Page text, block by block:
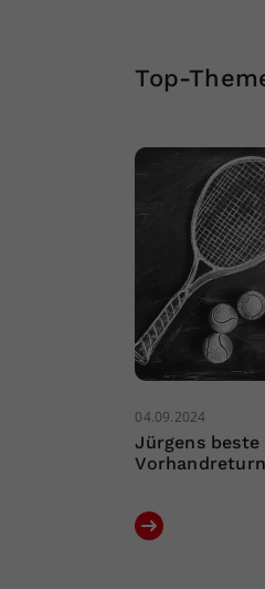
Top-
04.09.2024
Jürgens beste
Vorhandreturn